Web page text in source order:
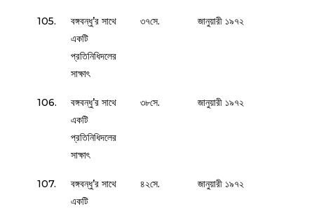
105.
বঙ্গবন্ধু’র সাথে
একটি
প্রতিনিধিদলের
সাক্ষাৎ
৩৭সে. জানুয়ারী ১৯৭২
106.
বঙ্গবন্ধু’র সাথে
একটি
প্রতিনিধিদলের
সাক্ষাৎ
৩৮সে. জানুয়ারী ১৯৭২
107.
বঙ্গবন্ধু’র সাথে
একটি
৪২সে. জানুয়ারী ১৯৭২